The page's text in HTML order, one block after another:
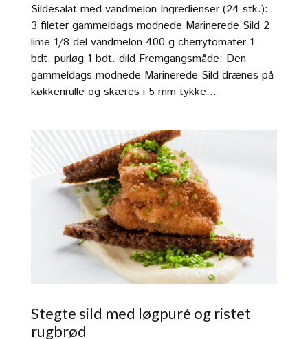
Sildesalat med vandmelon Ingredienser (24 stk.):
3 fileter gammeldags modnede Marinerede Sild 2
lime 1/8 del vandmelon 400 g cherrytomater 1
bdt. purløg 1 bdt. dild Fremgangsmåde: Den
gammeldags modnede Marinerede Sild drænes på
køkkenrulle og skæres i 5 mm tykke...
Stegte sild med løgpuré og ristet
rugbrød